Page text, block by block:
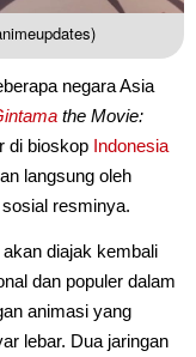
negara Asia
the Movie:
di bioskop Indonesia
langsung oleh
resminya.
diajak kembali
dan populer dalam
animasi yang
lebar. Dua jaringan